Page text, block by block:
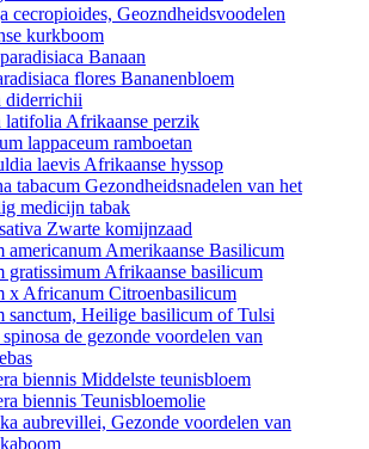
cecropioides, Geozndheidsvoodelen
kurkboom
Banaan
flores Bananenbloem
diderrichii
latifolia Afrikaanse perzik
lappaceum ramboetan
laevis Afrikaanse hyssop
tabacum Gezondheidsnadelen van het
medicijn tabak
Zwarte komijnzaad
americanum Amerikaanse Basilicum
gratissimum Afrikaanse basilicum
x Africanum Citroenbasilicum
sanctum, Heilige basilicum of Tulsi
de gezonde voordelen van
biennis Middelste teunisbloem
biennis Teunisbloemolie
aubrevillei, Gezonde voordelen van